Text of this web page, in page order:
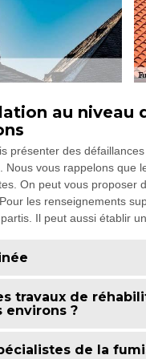
au niveau
présenter des
vous rappelons que
On peut vous proposer
les renseignements
Il peut aussi établir
travaux de
environs ?
de la